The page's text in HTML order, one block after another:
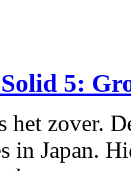
5:
het zover.
in Japan.